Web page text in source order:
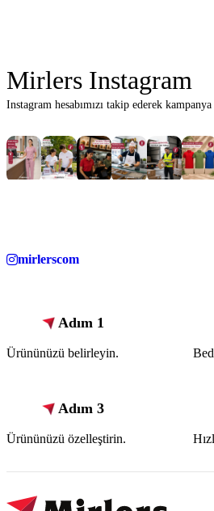
Mirlers Instagram
Instagram hesabımızı takip ederek
mirlerscom
Adım 1
Ürününüzü belirleyin.
Adım 3
Ürününüzü özelleştirin.